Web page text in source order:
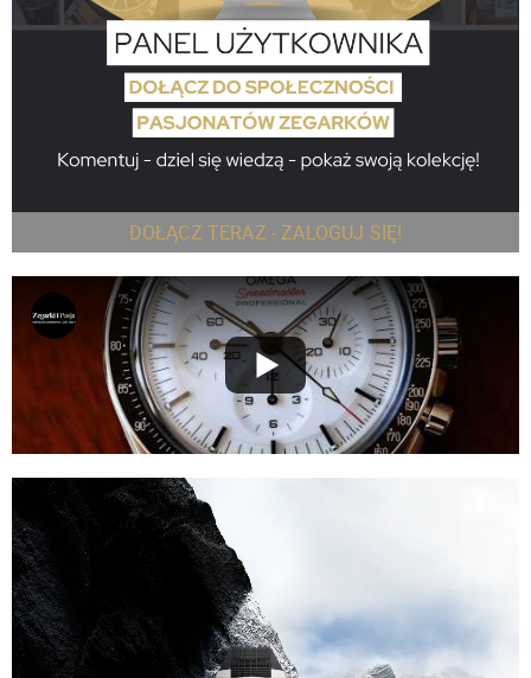
DOŁĄCZ TERAZ - ZALOGUJ SIĘ!